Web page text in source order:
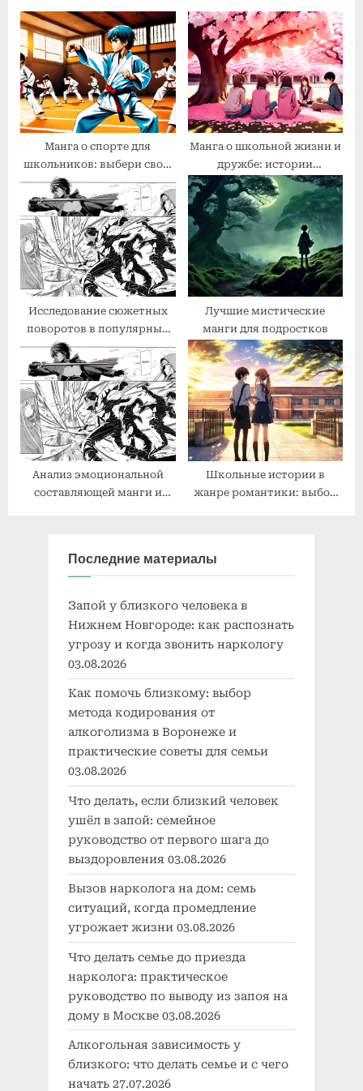
s
P
o
s
t
:
o
s
t
:
Манга о спорте для
школьников: выбери свою
игру
Манга о школьной жизни и
дружбе: истории
подростков
Исследование сюжетных
поворотов в популярных
ранобэ
Лучшие мистические
манги для подростков
Анализ эмоциональной
составляющей манги и
Школьные истории в
жанре романтики: выбор
Последние материалы
Запой у близкого человека в
Нижнем Новгороде: как распознать
угрозу и когда звонить наркологу
03.08.2026
Как помочь близкому: выбор
метода кодирования от
алкоголизма в Воронеже и
практические советы для семьи
03.08.2026
Что делать, если близкий человек
ушёл в запой: семейное
руководство от первого шага до
выздоровления 03.08.2026
Вызов нарколога на дом: семь
ситуаций, когда промедление
угрожает жизни 03.08.2026
Что делать семье до приезда
нарколога: практическое
руководство по выводу из запоя на
дому в Москве 03.08.2026
Алкогольная зависимость у
близкого: что делать семье и с чего
начать 27.07.2026